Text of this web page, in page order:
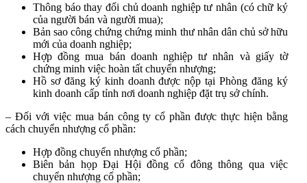
Thông báo thay đổi chủ doanh nghiệp tư nhân (có chữ ký
của người bán và người mua);
Bản sao công chứng chứng minh thư nhân dân chủ sở hữu
mới của doanh nghiệp;
Hợp đồng mua bán doanh nghiệp tư nhân và giấy tờ
chứng minh việc hoàn tất chuyển nhượng;
Hồ sơ đăng ký kinh doanh được nộp tại Phòng đăng ký
kinh doanh cấp tỉnh nơi doanh nghiệp đặt trụ sở chính.
– Đối với việc mua bán công ty cổ phần được thực hiện bằng
cách chuyển nhượng cổ phần:
Hợp đồng chuyển nhượng cổ phần;
Biên bản họp Đại Hội đồng cổ đông thông qua việc
chuyển nhượng cổ phần;